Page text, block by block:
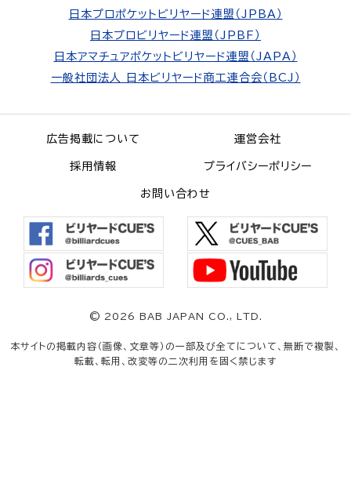
日本プロポケットビリヤード連盟（JPBA）
日本プロビリヤード連盟（JPBF）
日本アマチュアポケットビリヤード連盟（JAPA）
一般社団法人 日本ビリヤード商工連合会（BCJ）
広告掲載について 運営会社
採用情報 プライバシーポリシー
お問い合わせ
© 2026 BAB JAPAN CO., LTD.
本サイトの掲載内容（画像、文章等）の一部及び全てについて、無断で複製、
転載、転用、改変等の二次利用を固く禁じます